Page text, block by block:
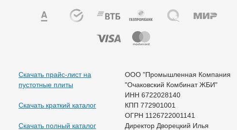
Скачать прайс-лист на
пустотные плиты
Скачать краткий каталог
Скачать полный каталог
ООО "Промышленная Компания
"Очаковский Комбинат ЖБИ"
ИНН 6722028140
КПП 772901001
ОГРН 1126722001141
Директор Дворецкий Илья